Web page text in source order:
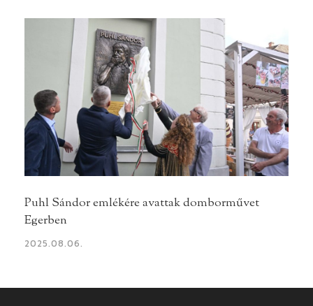
Puhl Sándor emlékére avattak domborművet
Egerben
2025.08.06.